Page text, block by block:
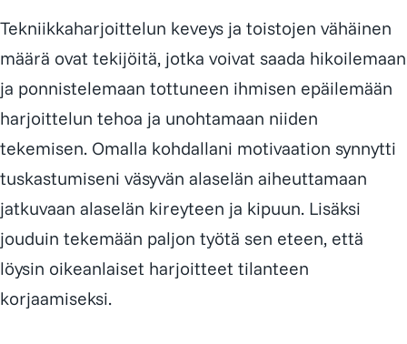
Tekniikkaharjoittelun keveys ja toistojen vähäinen
määrä ovat tekijöitä, jotka voivat saada hikoilemaan
ja ponnistelemaan tottuneen ihmisen epäilemään
harjoittelun tehoa ja unohtamaan niiden
tekemisen. Omalla kohdallani motivaation synnytti
tuskastumiseni väsyvän alaselän aiheuttamaan
jatkuvaan alaselän kireyteen ja kipuun. Lisäksi
jouduin tekemään paljon työtä sen eteen, että
löysin oikeanlaiset harjoitteet tilanteen
korjaamiseksi.